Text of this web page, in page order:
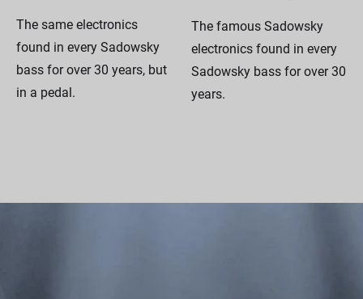
The same electronics
found in every Sadowsky
bass for over 30 years, but
in a pedal.
The famous Sadowsky
electronics found in every
Sadowsky bass for over 30
years.